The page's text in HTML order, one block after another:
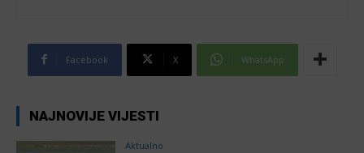
Facebook X WhatsApp
NAJNOVIJE VIJESTI
Aktualno